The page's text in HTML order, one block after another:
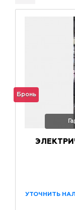
Бронь
УТОЧНИТЬ